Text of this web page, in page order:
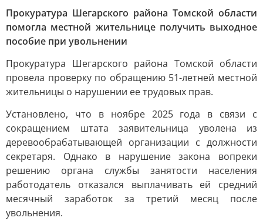
Прокуратура Шегарского района Томской области
помогла местной жительнице получить выходное
пособие при увольнении
Прокуратура Шегарского района Томской области
провела проверку по обращению 51-летней местной
жительницы о нарушении ее трудовых прав.
Установлено, что в ноябре 2025 года в связи с
сокращением штата заявительница уволена из
деревообрабатывающей организации с должности
секретаря. Однако в нарушение закона вопреки
решению органа службы занятости населения
работодатель отказался выплачивать ей средний
месячный заработок за третий месяц после
увольнения.